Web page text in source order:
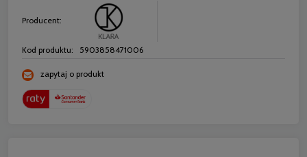
Producent:
Kod produktu: 5903858471006
zapytaj o produkt